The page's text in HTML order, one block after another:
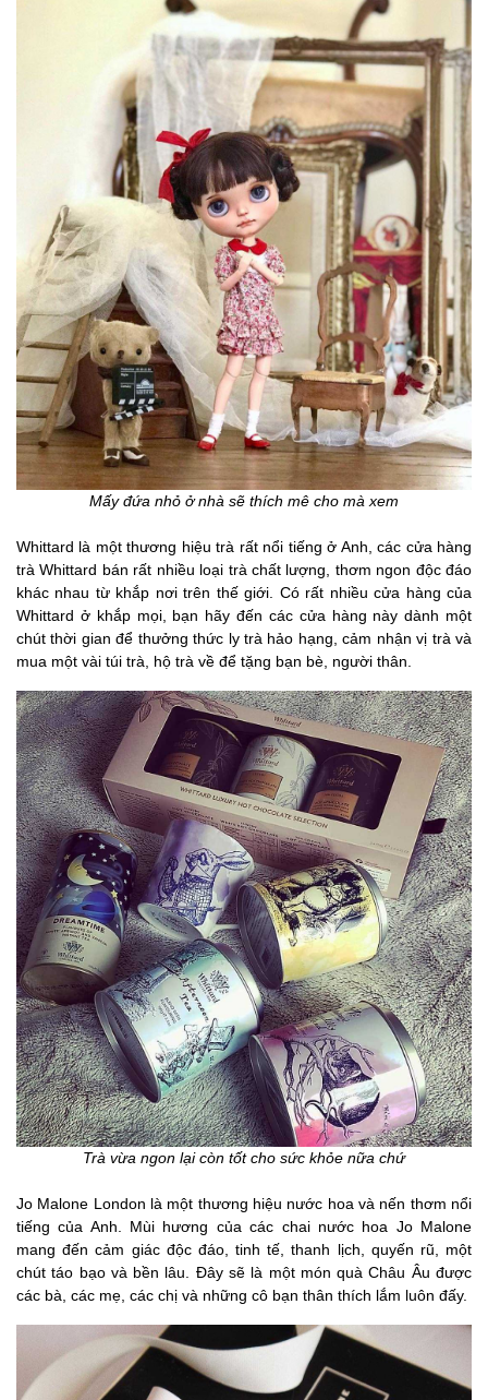
Mấy đứa nhỏ ở nhà sẽ thích mê cho mà xem
Whittard là một thương hiệu trà rất nổi tiếng ở Anh, các cửa hàng
trà Whittard bán rất nhiều loại trà chất lượng, thơm ngon độc đáo
khác nhau từ khắp nơi trên thế giới. Có rất nhiều cửa hàng của
Whittard ở khắp mọi, bạn hãy đến các cửa hàng này dành một
chút thời gian để thưởng thức ly trà hảo hạng, cảm nhận vị trà và
mua một vài túi trà, hộ trà về để tặng bạn bè, người thân.
Trà vừa ngon lại còn tốt cho sức khỏe nữa chứ
Jo Malone London là một thương hiệu nước hoa và nến thơm nổi
tiếng của Anh. Mùi hương của các chai nước hoa Jo Malone
mang đến cảm giác độc đáo, tinh tế, thanh lịch, quyến rũ, một
chút táo bạo và bền lâu. Đây sẽ là một món quà Châu Âu được
các bà, các mẹ, các chị và những cô bạn thân thích lắm luôn đấy.